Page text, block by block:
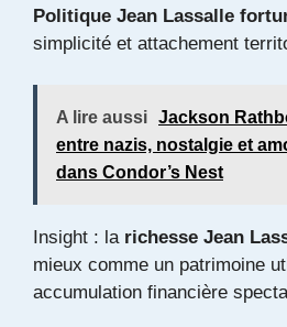
Politique Jean Lassalle
simplicité et attachement
A lire aussi Jackson
entre nazis, nostalgie et
dans Condor’s Nest
Insight : la richesse Jean
mieux comme un patrimoine
accumulation financière